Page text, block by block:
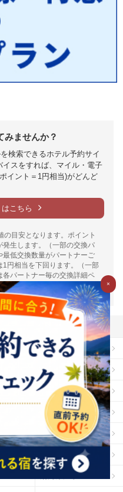
みませんか？
検索できるホテル予約サイ
イスをすれば、マイル・電子
イント＝1円相当)がどんど
こちら
目安となります。ポイント
生します。（一部の交換パ
最低交換数量がパートナーご
1円相当を下回ります。（一部
パートナー毎の交換詳細ペ
十勝川温泉
鳴子温泉
蔵王温泉
伊香保温泉
鬼怒川温泉
×